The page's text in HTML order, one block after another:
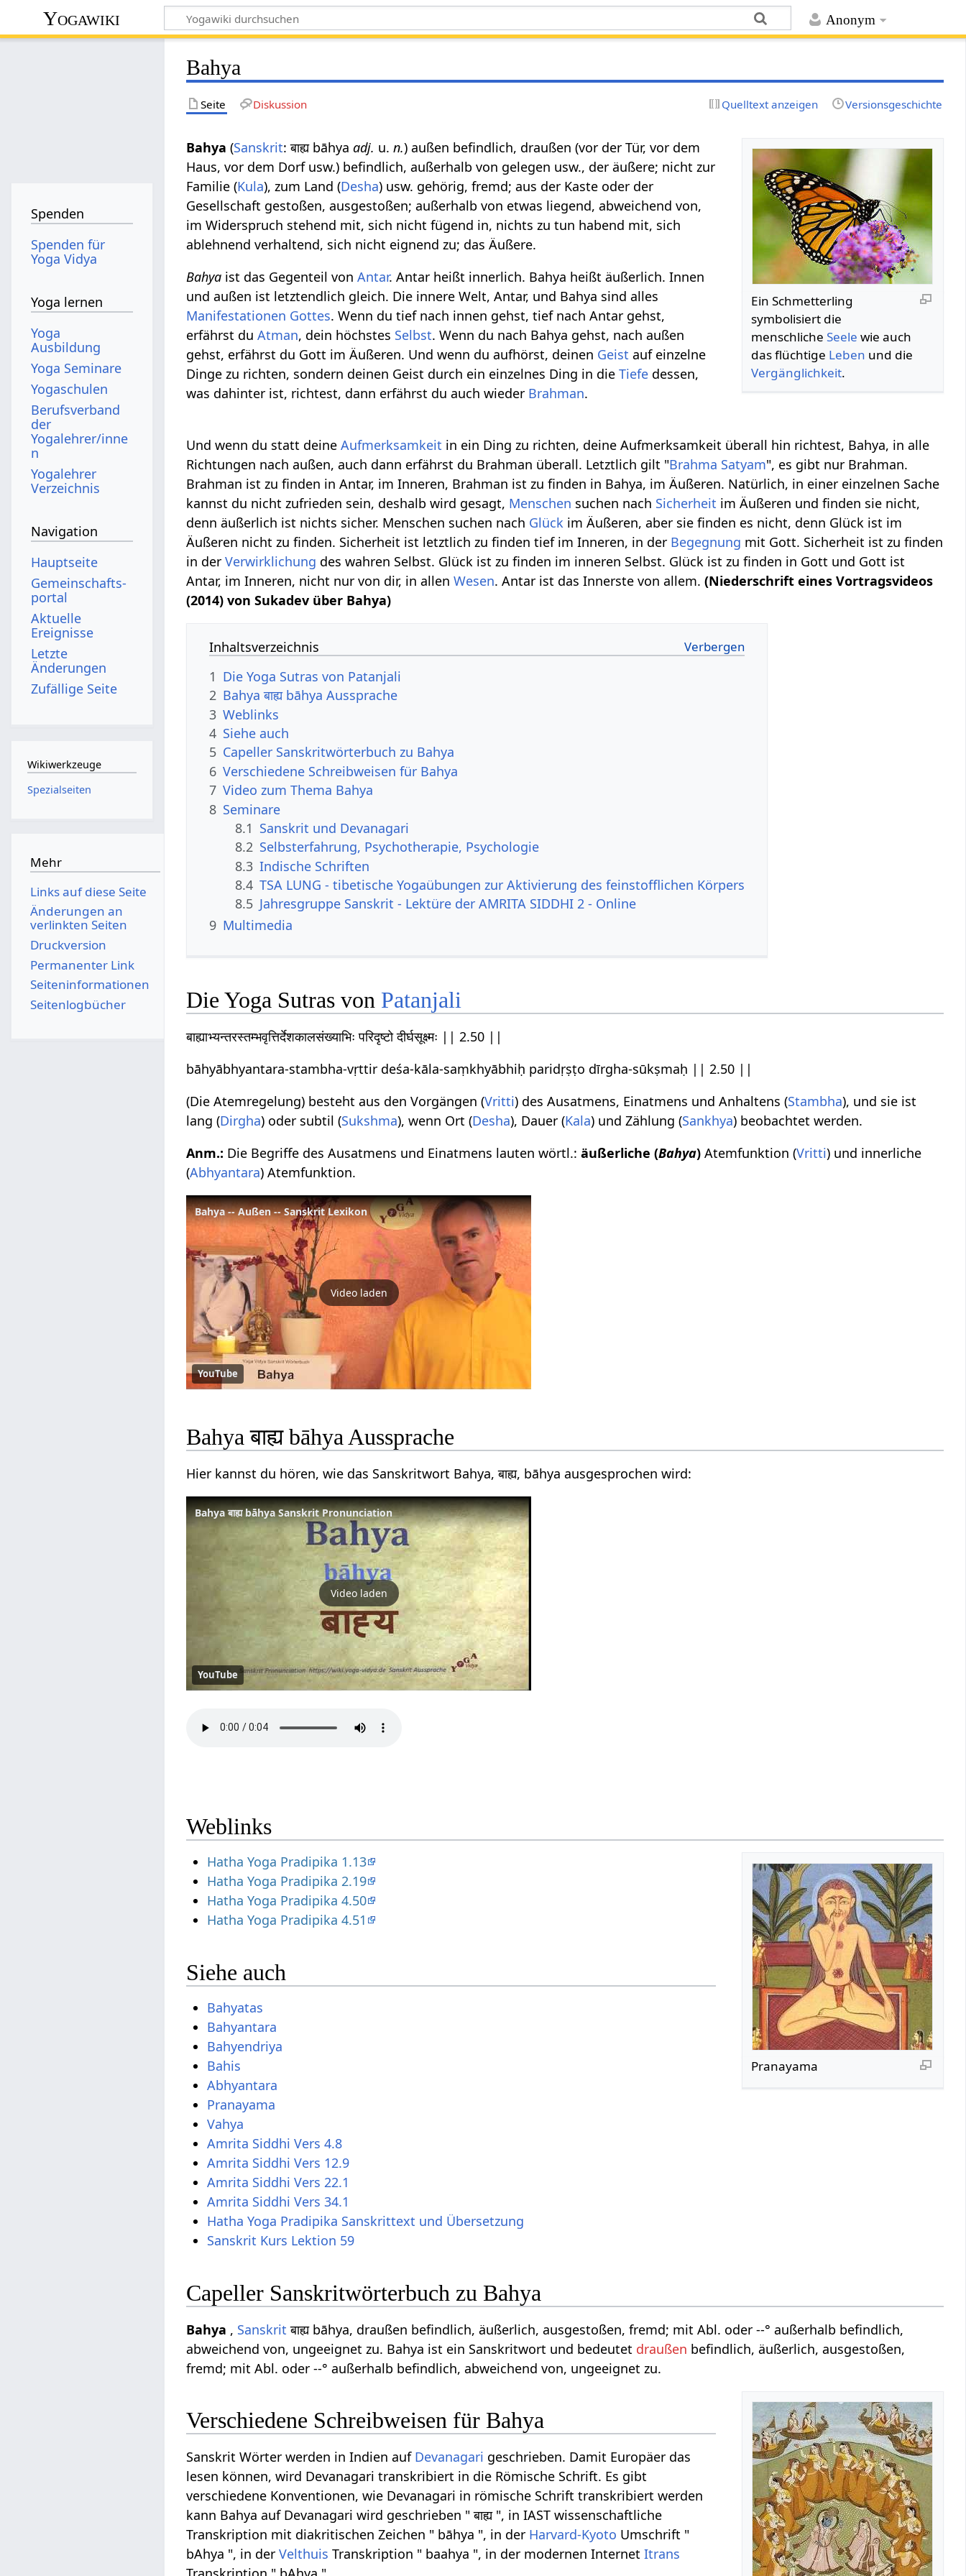
Anonym
Yogawiki
Bahya
Seite Diskussion Quelltext anzeigen Versionsgeschichte
Ein Schmetterling
symbolisiert die
menschliche Seele wie auch
das flüchtige Leben und die
Vergänglichkeit.
Bahya (Sanskrit: बाह्य bāhyaadj. u.n.) außen befindlich, draußen (vor der Tür, vor dem
Haus, vor dem Dorf usw.) befindlich, außerhalb von gelegen usw., der äußere; nicht zur
Familie (Kula), zum Land (Desha) usw. gehörig, fremd; aus der Kaste oder der
Gesellschaft gestoßen, ausgestoßen; außerhalb von etwas liegend, abweichend von,
im Widerspruch stehend mit, sich nicht fügend in, nichts zu tun habend mit, sich
ablehnend verhaltend, sich nicht eignend zu; das Äußere.
Bahya ist das Gegenteil vonAntar. Antar heißt innerlich. Bahya heißt äußerlich. Innen
und außen ist letztendlich gleich. Die innere Welt, Antar, und Bahya sind alles
Manifestationen Gottes. Wenn du tief nach innen gehst, tief nach Antar gehst,
erfährst duAtman, dein höchstes Selbst. Wenn du nach Bahya gehst, nach außen
gehst, erfährst du Gott im Äußeren. Und wenn du aufhörst, deinen Geist auf einzelne
Dinge zu richten, sondern deinen Geist durch ein einzelnes Ding in dieTiefe dessen,
was dahinter ist, richtest, dann erfährst du auch wieder Brahman.
Und wenn du statt deineAufmerksamkeit in ein Ding zu richten, deine Aufmerksamkeit überall hin richtest, Bahya, in alle
Richtungen nach außen, auch dann erfährst du Brahman überall. Letztlich gilt "Brahma Satyam", es gibt nur Brahman.
Brahman ist zu finden in Antar, im Inneren, Brahman ist zu finden in Bahya, im Äußeren. Natürlich, in einer einzelnen Sache
kannst du nicht zufrieden sein, deshalb wird gesagt, Menschen suchen nach Sicherheit im Äußeren und finden sie nicht,
denn äußerlich ist nichts sicher. Menschen suchen nach Glück im Äußeren, aber sie finden es nicht, denn Glück ist im
Äußeren nicht zu finden. Sicherheit ist letztlich zu finden tief im Inneren, in der Begegnung mit Gott. Sicherheit ist zu finden
in derVerwirklichung des wahren Selbst. Glück ist zu finden im inneren Selbst. Glück ist zu finden in Gott und Gott ist
Antar, im Inneren, nicht nur von dir, in allenWesen. Antar ist das Innerste von allem.(Niederschrift eines Vortragsvideos
(2014) von Sukadev über Bahya)
Inhaltsverzeichnis
1 Die Yoga Sutras von Patanjali
2 Bahya बाह्य bāhya Aussprache
3 Weblinks
4 Siehe auch
5 Capeller Sanskritwörterbuch zu Bahya
6 Verschiedene Schreibweisen für Bahya
7 Video zum Thema Bahya
8 Seminare
8.1 Sanskrit und Devanagari
8.2 Selbsterfahrung, Psychotherapie, Psychologie
8.3 Indische Schriften
8.4 TSA LUNG - tibetische Yogaübungen zur Aktivierung des feinstofflichen Körpers
8.5 Jahresgruppe Sanskrit - Lektüre der AMRITA SIDDHI 2 - Online
9 Multimedia
Die Yoga Sutras von Patanjali
बाह्याभ्यन्तरस्तम्भवृत्तिर्देशकालसंख्याभिः परिदृष्टो दीर्घसूक्ष्मः || 2.50 ||
bāhyābhyantara-stambha-vṛttir deśa-kāla-saṃkhyābhiḥ paridṛṣṭo dīrgha-sūkṣmaḥ || 2.50 ||
(Die Atemregelung) besteht aus den Vorgängen (Vritti) des Ausatmens, Einatmens und Anhaltens (Stambha), und sie ist
lang (Dirgha) oder subtil (Sukshma), wenn Ort (Desha), Dauer (Kala) und Zählung (Sankhya) beobachtet werden.
Anm.: Die Begriffe des Ausatmens und Einatmens lauten wörtl.:äußerliche (Bahya) Atemfunktion (Vritti) und innerliche
(Abhyantara) Atemfunktion.
Bahya -- Außen -- Sanskrit Lexikon
Video laden
YouTube
Bahya बाह्य bāhya Aussprache
Hier kannst du hören, wie das Sanskritwort Bahya, बाह्य, bāhya ausgesprochen wird:
Bahya बाह्य bāhya Sanskrit Pronunciation
Video laden
YouTube
Weblinks
Pranayama
Hatha Yoga Pradipika 1.13
Hatha Yoga Pradipika 2.19
Hatha Yoga Pradipika 4.50
Hatha Yoga Pradipika 4.51
Siehe auch
Bahyatas
Bahyantara
Bahyendriya
Bahis
Abhyantara
Pranayama
Vahya
Amrita Siddhi Vers 4.8
Amrita Siddhi Vers 12.9
Amrita Siddhi Vers 22.1
Amrita Siddhi Vers 34.1
Hatha Yoga Pradipika Sanskrittext und Übersetzung
Sanskrit Kurs Lektion 59
Capeller Sanskritwörterbuch zu Bahya
Bahya , Sanskrit बाह्य bāhya, draußen befindlich, äußerlich, ausgestoßen, fremd; mit Abl. oder --° außerhalb befindlich,
abweichend von, ungeeignet zu. Bahya ist ein Sanskritwort und bedeutet draußen befindlich, äußerlich, ausgestoßen,
fremd; mit Abl. oder --° außerhalb befindlich, abweichend von, ungeeignet zu.
Verschiedene Schreibweisen für Bahya
Sanskrit Wörter werden in Indien auf Devanagari geschrieben. Damit Europäer das
lesen können, wird Devanagari transkribiert in die Römische Schrift. Es gibt
verschiedene Konventionen, wie Devanagari in römische Schrift transkribiert werden
kann Bahya auf Devanagari wird geschrieben " बाह्य ", in IAST wissenschaftliche
Transkription mit diakritischen Zeichen " bāhya ", in der Harvard-Kyoto Umschrift "
bAhya ", in derVelthuis Transkription " baahya ", in der modernen InternetItrans
Spenden
Spenden für
Yoga Vidya
Yoga lernen
Yoga
Ausbildung
Yoga Seminare
Yogaschulen
Berufsverband
der
Yogalehrer/inne
n
Yogalehrer
Verzeichnis
Navigation
Hauptseite
Gemeinschafts­
portal
Aktuelle
Ereignisse
Letzte
Änderungen
Zufällige Seite
Wikiwerkzeuge
Spezialseiten
Mehr
Links auf diese Seite
Änderungen an
verlinkten Seiten
Druckversion
Permanenter Link
Seiten­­informationen
Seitenlogbücher